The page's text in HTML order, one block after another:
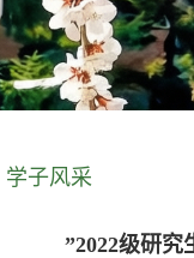
学子风采
”2022级研